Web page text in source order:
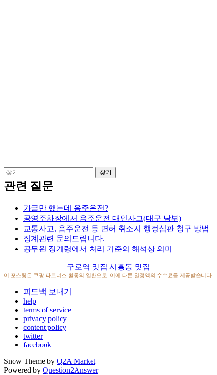
관련 질문
가글만 했는데 음주운전?
공영주차장에서 음주운전 대인사고(대구 남부)
교통사고, 음주운전 등 면허 취소시 행정심판 청구 방법
징계관련 문의드립니다.
공무원 징계령에서 처리 기준의 해석상 의미
구로역 맛집 시흥동 맛집
이 포스팅은 쿠팡 파트너스 활동의 일환으로, 이에 따른 일정액의 수수료를 제공받습니다.
피드백 보내기
help
terms of service
privacy policy
content policy
twitter
facebook
Snow Theme by Q2A Market
Powered by Question2Answer